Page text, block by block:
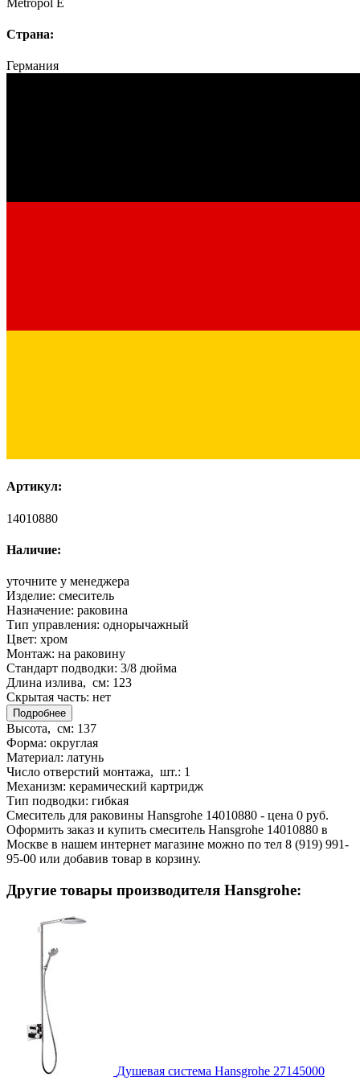
Страна:
Германия
Артикул:
14010880
Наличие:
уточните у менеджера
Изделие: смеситель
Назначение: раковина
Тип управления: однорычажный
Цвет: хром
Монтаж: на раковину
Стандарт подводки: 3/8 дюйма
Длина излива, см: 123
Скрытая часть: нет
Подробнее
Высота, см: 137
Форма: округлая
Материал: латунь
Число отверстий монтажа, шт.: 1
Механизм: керамический картридж
Тип подводки: гибкая
Смеситель для раковины Hansgrohe 14010880 - цена 0 руб.
Оформить заказ и купить смеситель Hansgrohe 14010880 в
Москве в нашем интернет магазине можно по тел 8 (919) 991-
95-00 или добавив товар в корзину.
Другие товары производителя Hansgrohe:
Душевая система Hansgrohe 27145000